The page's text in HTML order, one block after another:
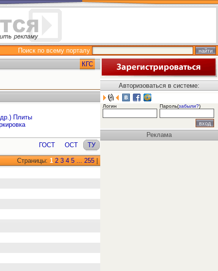
Поиск по всему порталу
КГС
Плиты
ГОСТ ОСТ ТУ
Страницы: 1 2 3 4 5 ... 255
Авторизоваться в системе:
Логин Пароль(забыли?)
Реклама